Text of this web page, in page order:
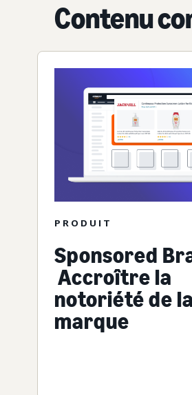
Contenu
PRODUIT
Sponsored
Accroître la
notoriété de la
marque